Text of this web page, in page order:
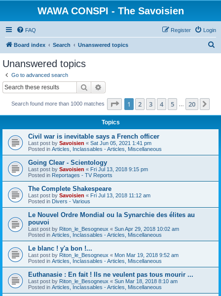
WAWA CONSPI - The Savoisien
FAQ Login
Register
Board index Search Unanswered topics
Unanswered topics
Go to advanced search
Search
Search found more than 1000 matches Page 1of 20
1 2 3 4 5 20
Topics
Civil war is inevitable says a French officer
Last post by Savoisien « Sat Jun 05, 2021 1:41 pm
Posted in Articles, Inclassables - Articles, Miscellaneous
Going Clear - Scientology
Last post by Savoisien « Fri Jul 13, 2018 9:15 pm
Posted in Reportages - TV Reports
The Complete Shakespeare
Last post by Savoisien « Fri Jul 13, 2018 11:12 am
Posted in Divers - Various
Le Nouvel Ordre Mondial ou la Synarchie des élites au
pouvoi
Last post by Riton_le_Besogneux « Sun Apr 29, 2018 10:02 am
Posted in Articles, Inclassables - Articles, Miscellaneous
Le blanc ! y'a bon !...
Last post by Riton_le_Besogneux « Mon Mar 19, 2018 9:52 am
Posted in Articles, Inclassables - Articles, Miscellaneous
Euthanasie : En fait ! Ils ne veulent pas tous mourir ...
Last post by Riton_le_Besogneux « Sun Mar 18, 2018 8:10 am
Posted in Articles, Inclassables - Articles, Miscellaneous